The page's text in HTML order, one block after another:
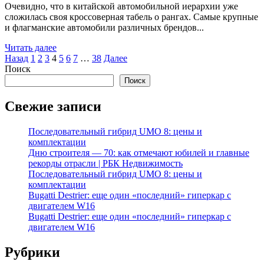
Очевидно, что в китайской автомобильной иерархии уже
сложилась своя кроссоверная табель о рангах. Самые крупные
и флагманские автомобили различных брендов...
Читать далее
Пагинация
записей
Назад 1 2 3 4 5 6 7 … 38 Далее
Поиск
Поиск
Свежие записи
Последовательный гибрид UMO 8: цены и
комплектации
Дню строителя — 70: как отмечают юбилей и главные
рекорды отрасли | РБК Недвижимость
Последовательный гибрид UMO 8: цены и
комплектации
Bugatti Destrier: еще один «последний» гиперкар с
двигателем W16
Bugatti Destrier: еще один «последний» гиперкар с
двигателем W16
Рубрики